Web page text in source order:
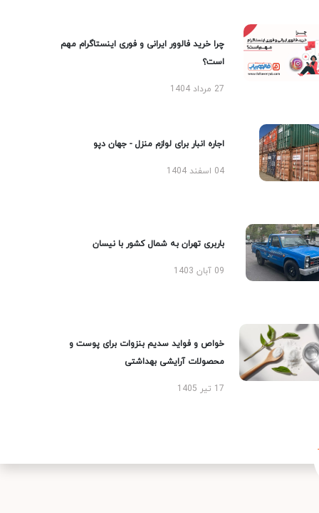
چرا خرید فالوور ایرانی و فوری اینستاگرام مهم
است؟
27 مرداد 1404
اجاره انبار برای لوازم منزل - جهان دپو
04 اسفند 1404
باربری تهران به شمال کشور با نیسان
09 آبان 1403
خواص و فواید سدیم بنزوات برای پوست و
محصولات آرایشی بهداشتی
17 تیر 1405